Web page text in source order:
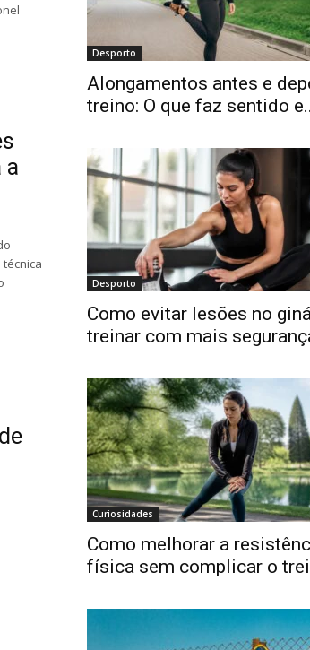
a
Desporto
Alongamentos antes e
treino: O que faz sentido
Desporto
Como evitar lesões no
treinar com mais
Curiosidades
Como melhorar a
física sem complicar o